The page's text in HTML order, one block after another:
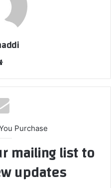
Purchase
mailing list to
updates!